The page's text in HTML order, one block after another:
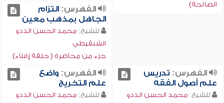
الصالحة)
الفهرس:التزام
الجاهل بمذهب معين
للشيخ: محمد الحسن الددو
الشنقيطي
جزء من محاضرة ( حلقة إفتاء)
الفهرس: تدريس
علم أصول الفقه
للشيخ: محمد الحسن الددو
الفهرس: واضع
علم التخريج
للشيخ: محمد الحسن الددو